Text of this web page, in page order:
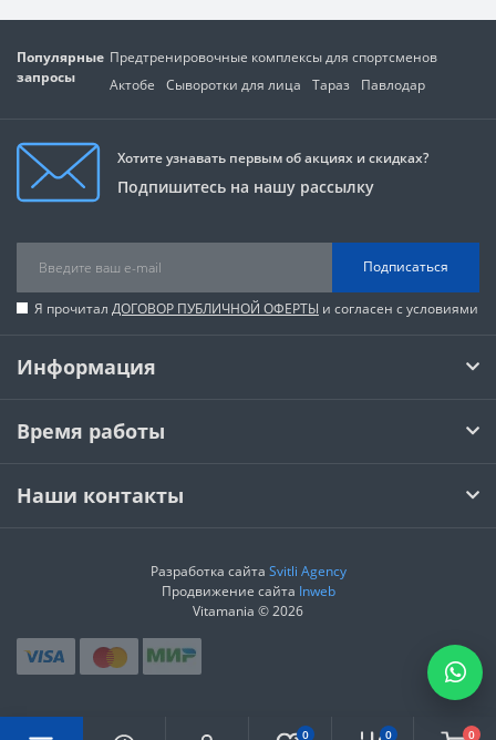
0 0 0
Популярные
запросы
Предтренировочные комплексы для спортсменов
Актобе
Сыворотки для лица Тараз Павлодар
Хотите узнавать первым об акциях и скидках?
Подпишитесь на нашу рассылку
Подписаться
Я прочитал ДОГОВОР ПУБЛИЧНОЙ ОФЕРТЫ и согласен с условиями
Информация
Время работы
Наши контакты
Разработка сайта Svitli Agency
Продвижение сайта Inweb
Vitamania © 2026